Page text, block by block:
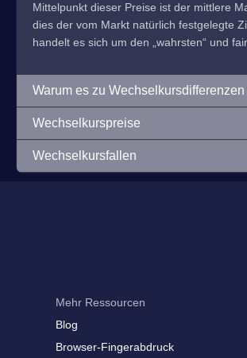
Mittelpunkt dieser Preise ist der mittlere
dies der vom Markt natürlich festgelegte
handelt es sich um den „wahrsten“ und
Warum es zu Wechselkursdifferenzen
Wechselkurspreise
Wechselkursfallen
Mehr Ressourcen
Blog
Browser-Fingerabdruck